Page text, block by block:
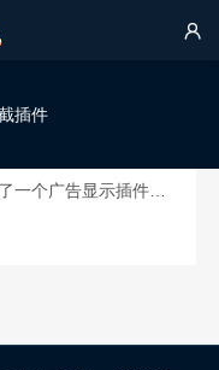

插件